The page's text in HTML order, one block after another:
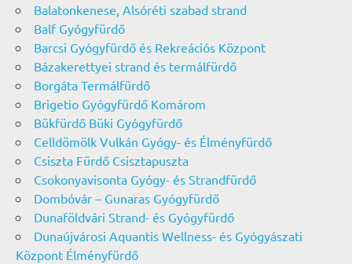
Balatonkenese, Alsóréti szabad strand
Balf Gyógyfürdő
Barcsi Gyógyfürdő és Rekreációs Központ
Bázakerettyei strand és termálfürdő
Borgáta Termálfürdő
Brigetio Gyógyfürdő Komárom
Bükfürdő Büki Gyógyfürdő
Celldömölk Vulkán Gyógy- és Élményfürdő
Csiszta Fürdő Csisztapuszta
Csokonyavisonta Gyógy- és Strandfürdő
Dombóvár – Gunaras Gyógyfürdő
Dunaföldvári Strand- és Gyógyfürdő
Dunaújvárosi Aquantis Wellness- és Gyógyászati
Központ Élményfürdő